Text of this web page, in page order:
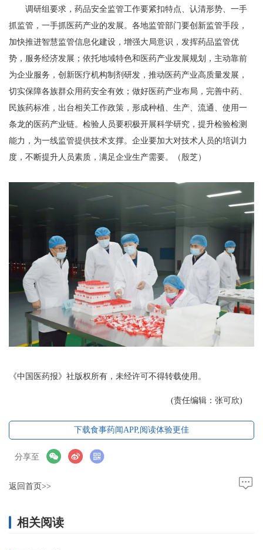
调研组要求，药品安全监管工作要紧扣特点、认清形势、一手
抓监管，一手抓医药产业的发展。各地监管部门要创新监管手段，
加快推进智慧监管信息化建设，增强大局意识，发挥药品监管优
势，服务经济发展；依托地域特色和医药产业发展规划，主动靠前
为企业服务，创新医疗机构制剂研发，推动医药产业高质量发展，
切实保障各族群众用药安全有效；做好医药产业布局，完善中药、
民族药标准，出台相关工作政策，形成种植、生产、流通、使用一
条龙的医药产业链。检验人员要积极开展科学研究，提升检验检测
能力，为一线监管提供技术支撑。企业要加大对技术人员的培训力
度，不断提升人员素质，满足企业生产需要。（殷芝）
《中国医药报》社版权所有，未经许可不得转载使用。
(责任编辑：张可欣)
下载食事药闻APP,阅读体验更佳
分享至
返回首页>>
相关阅读